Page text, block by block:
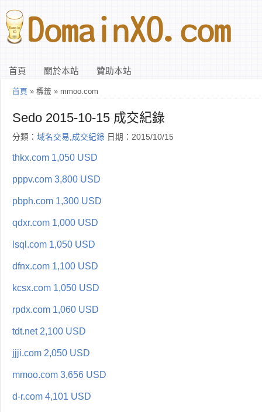
首頁 關於本站 贊助本站
首頁 » 標籤 » mmoo.com
Sedo 2015-10-15 成交紀錄
分類： 域名交易,成交紀錄 日期：2015/10/15
thkx.com 1,050 USD
pppv.com 3,800 USD
pbph.com 1,300 USD
qdxr.com 1,000 USD
lsql.com 1,050 USD
dfnx.com 1,100 USD
kcsx.com 1,050 USD
rpdx.com 1,060 USD
tdt.net 2,100 USD
jjji.com 2,050 USD
mmoo.com 3,656 USD
d-r.com 4,101 USD